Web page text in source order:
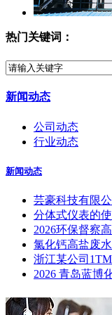
热门关键词：
新闻动态
公司动态
行业动态
新闻动态
芸豪科技有限
分体式仪表的
2026环保督察
氯化钙高盐废
浙江某公司
2026 青岛蓝博